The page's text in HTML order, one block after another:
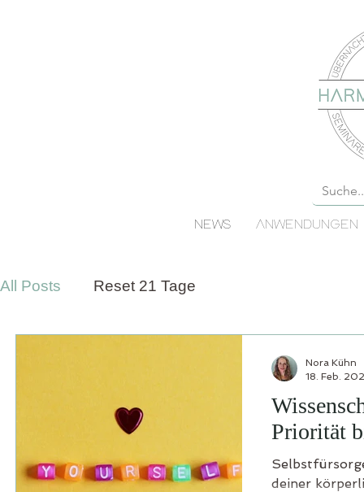
NEWS ANWENDUNGEN
All Posts Reset 21 Tage
Priorität
deiner
Nora Kühn
18. Feb.